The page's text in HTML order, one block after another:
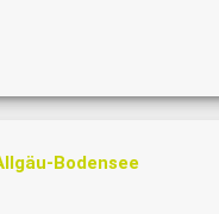
Bodensee